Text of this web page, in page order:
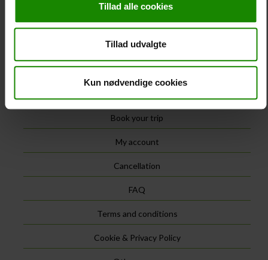
Tillad alle cookies
Tillad udvalgte
Kun nødvendige cookies
Map of the Gudenå River
You will also receive the map at the start of the tour.
See map of Gudenåen
Information
Book your trip
My account
Cancellation
FAQ
Terms and conditions
Cookie & Privacy Policy